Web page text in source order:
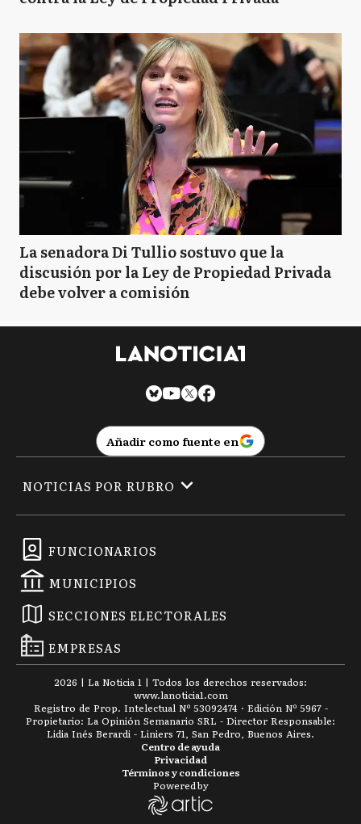
La senadora Di Tullio sostuvo que la
discusión por la Ley de Propiedad Privada
debe volver a comisión
Añadir como fuente en
FUNCIONARIOS
MUNICIPIOS
SECCIONES ELECTORALES
EMPRESAS
NOTICIAS POR RUBRO
2026 | La Noticia 1 | Todos los derechos reservados:
www.lanoticia1.com
Registro de Prop. Intelectual Nº 53092474 · Edición Nº 5967 -
Propietario: La Opinión Semanario SRL - Director Responsable:
Lidia Inés Berardi - Liniers 71, San Pedro, Buenos Aires.
Términos y condiciones
Privacidad
Centro de ayuda
Powered by